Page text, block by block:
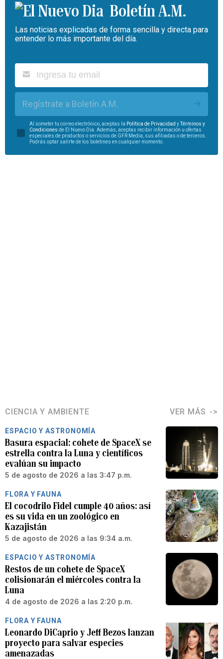
Boletín A.M.
Las noticias explicadas de forma sencilla y directa para
entender lo más importante del día.
Regístrate a Boletín A.M.
Al someter tu correo electrónico, aceptas la Política de Privacidad yTérminos y
Condiciones de El Nuevo Día. Además, aceptas recibir información u ofertas
especiales de productos o servicios de GFR Media, sus afiliadas o de terceros.
Podrás optar salirte de los boletines en cualquier momento.
CIENCIA Y AMBIENTE VER MÁS
ESPACIO Y ASTRONOMÍA
Basura espacial: cohete de SpaceX se
estrella contra la Luna y científicos
evalúan su impacto
5 de agosto de 2026 a las 3:47 p.m.
FLORA Y FAUNA
El cocodrilo Fidel cumple 40 años: así
es su vida en un zoológico en
Kazajistán
5 de agosto de 2026 a las 9:34 a.m.
ESPACIO Y ASTRONOMÍA
Restos de un cohete de SpaceX
colisionarán el miércoles contra la
Luna
4 de agosto de 2026 a las 2:20 p.m.
FLORA Y FAUNA
Leonardo DiCaprio y Jeff Bezos lanzan
proyecto para salvar especies
amenazadas